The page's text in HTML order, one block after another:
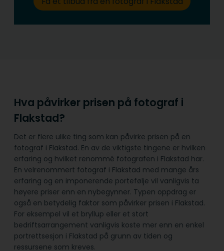
Hva påvirker prisen på fotograf i
Flakstad?
Det er flere ulike ting som kan påvirke prisen på en
fotograf i Flakstad. En av de viktigste tingene er hvilken
erfaring og hvilket renommé fotografen i Flakstad har.
En velrenommert fotograf i Flakstad med mange års
erfaring og en imponerende portefølje vil vanligvis ta
høyere priser enn en nybegynner. Typen oppdrag er
også en betydelig faktor som påvirker prisen i Flakstad.
For eksempel vil et bryllup eller et stort
bedriftsarrangement vanligvis koste mer enn en enkel
portrettsesjon i Flakstad på grunn av tiden og
ressursene som kreves.